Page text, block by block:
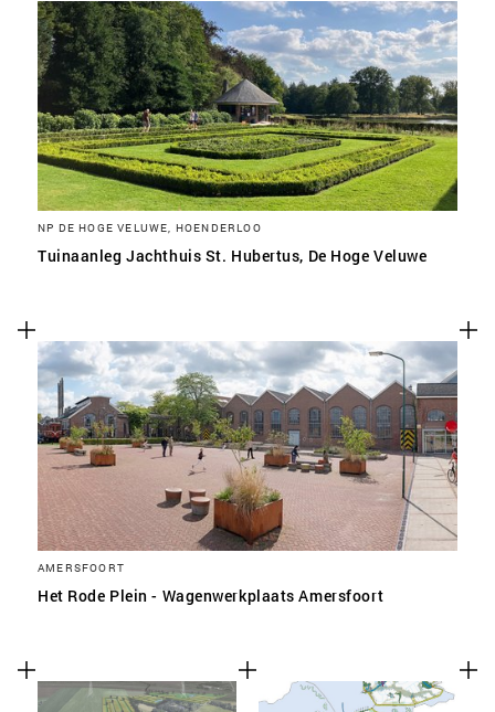
NP DE HOGE VELUWE, HOENDERLOO
Tuinaanleg Jachthuis St. Hubertus, De Hoge Veluwe
AMERSFOORT
Het Rode Plein - Wagenwerkplaats Amersfoort